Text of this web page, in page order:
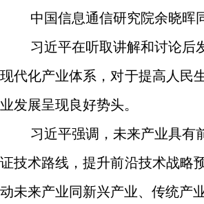
中国信息通信研究院余晓晖
习近平在听取讲解和讨论后
现代化产业体系，对于提高人民
业发展呈现良好势头。
习近平强调，未来产业具有
证技术路线，提升前沿技术战略
动未来产业同新兴产业、传统产